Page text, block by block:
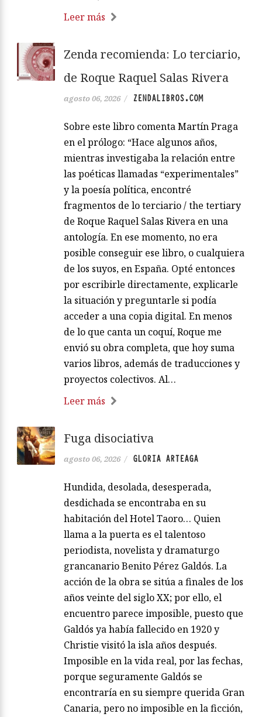
Leer más
Zenda recomienda: Lo terciario,
de Roque Raquel Salas Rivera
agosto 06, 2026 / ZENDALIBROS.COM
Sobre este libro comenta Martín Praga
en el prólogo: “Hace algunos años,
mientras investigaba la relación entre
las poéticas llamadas “experimentales”
y la poesía política, encontré
fragmentos de lo terciario / the tertiary
de Roque Raquel Salas Rivera en una
antología. En ese momento, no era
posible conseguir ese libro, o cualquiera
de los suyos, en España. Opté entonces
por escribirle directamente, explicarle
la situación y preguntarle si podía
acceder a una copia digital. En menos
de lo que canta un coquí, Roque me
envió su obra completa, que hoy suma
varios libros, además de traducciones y
proyectos colectivos. Al…
Leer más
Fuga disociativa
agosto 06, 2026 / GLORIA ARTEAGA
Hundida, desolada, desesperada,
desdichada se encontraba en su
habitación del Hotel Taoro… Quien
llama a la puerta es el talentoso
periodista, novelista y dramaturgo
grancanario Benito Pérez Galdós. La
acción de la obra se sitúa a finales de los
años veinte del siglo XX; por ello, el
encuentro parece imposible, puesto que
Galdós ya había fallecido en 1920 y
Christie visitó la isla años después.
Imposible en la vida real, por las fechas,
porque seguramente Galdós se
encontraría en su siempre querida Gran
Canaria, pero no imposible en la ficción,